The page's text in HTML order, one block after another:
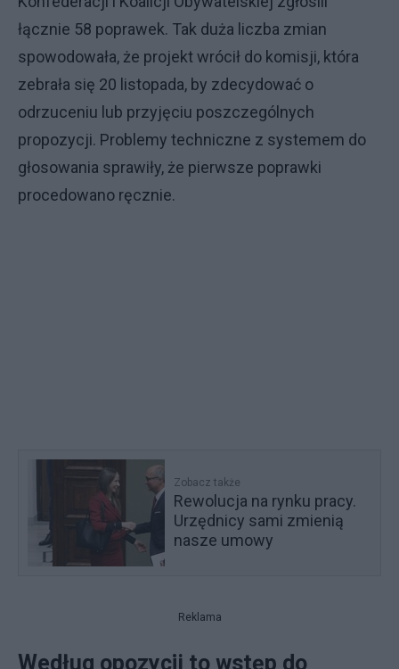
łącznie 58 poprawek. Tak duża liczba zmian
spowodowała, że projekt wrócił do komisji, która
zebrała się 20 listopada, by zdecydować o
odrzuceniu lub przyjęciu poszczególnych
propozycji. Problemy techniczne z systemem do
głosowania sprawiły, że pierwsze poprawki
procedowano ręcznie.
Zobacz także
Rewolucja na rynku pracy.
Urzędnicy sami zmienią
nasze umowy
Reklama
Według opozycji to wstęp do